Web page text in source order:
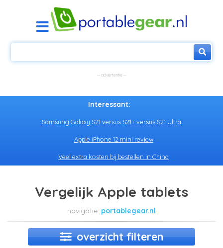
Interessant:
Samsung Galaxy S21 versus S21+ versus S21 Ultra
Apple iPhone 12 mini review
Veel extra kosten bij bestellen in China
Vergelijk Apple tablets
portablegear.nl
overzicht filteren